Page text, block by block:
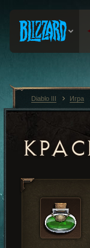
Diablo III Игра